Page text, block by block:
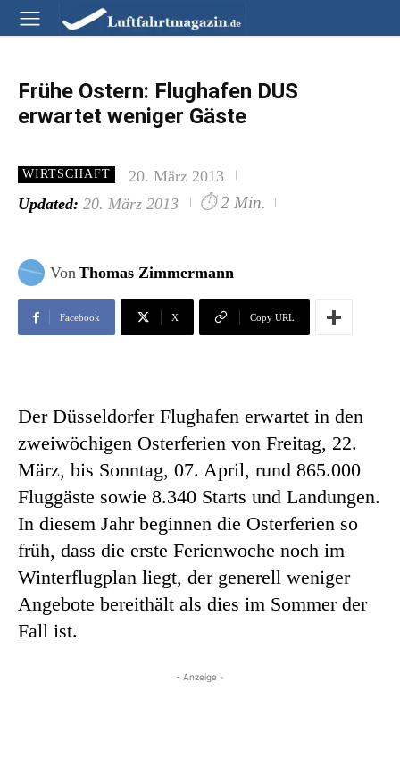
Frühe Ostern: Flughafen DUS
erwartet weniger Gäste
WIRTSCHAFT
20. März 2013
Updated: 20. März 2013 ⏱ 2 Min.
VonThomas Zimmermann
Facebook X Copy URL
Der Düsseldorfer Flughafen erwartet in den
zweiwöchigen Osterferien von Freitag, 22.
März, bis Sonntag, 07. April, rund 865.000
Fluggäste sowie 8.340 Starts und Landungen.
In diesem Jahr beginnen die Osterferien so
früh, dass die erste Ferienwoche noch im
Winterflugplan liegt, der generell weniger
Angebote bereithält als dies im Sommer der
Fall ist.
- Anzeige -